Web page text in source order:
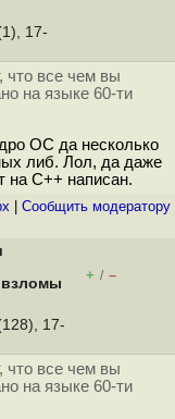
17-
что все чем вы
на языке 60-ти
ОС да несколько
либ. Лол, да даже
на C++ написан.
Cообщить модератору
+ / –
17-
что все чем вы
на языке 60-ти